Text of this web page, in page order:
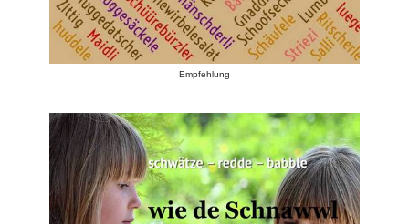
Empfehlung